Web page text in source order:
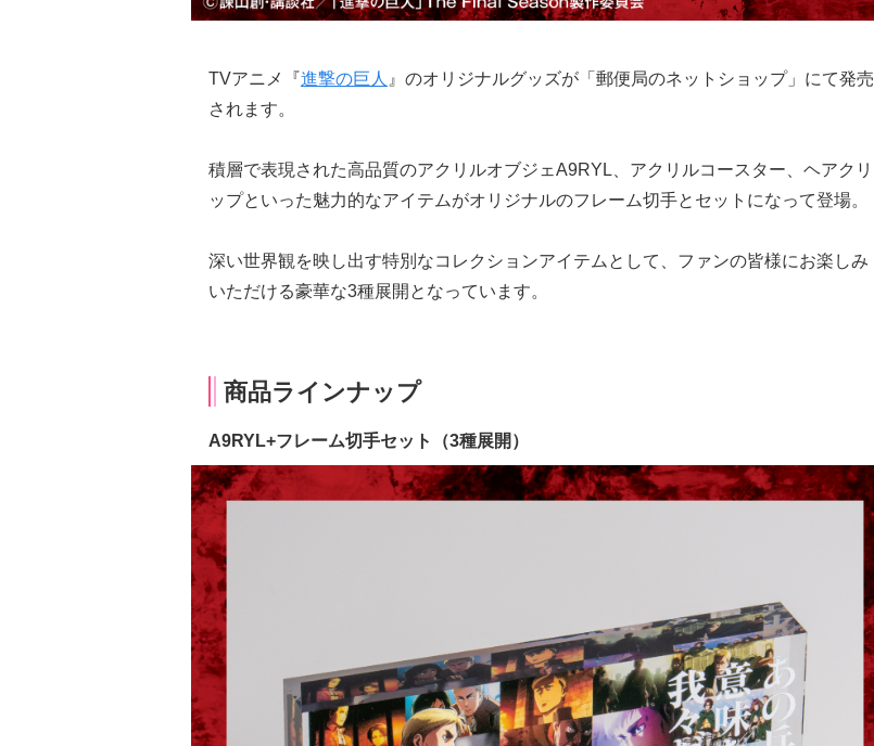
TVアニメ『進撃の巨人 』のオリジナルグッズが「郵便局のネットショップ」にて発売
されます。
積層で表現された高品質のアクリルオブジェA9RYL、アクリルコースター、ヘアクリ
ップといった魅力的なアイテムがオリジナルのフレーム切手とセットになって登場。
深い世界観を映し出す特別なコレクションアイテムとして、ファンの皆様にお楽しみ
いただける豪華な3種展開となっています。
商品ラインナップ
A9RYL+フレーム切手セット（3種展開）